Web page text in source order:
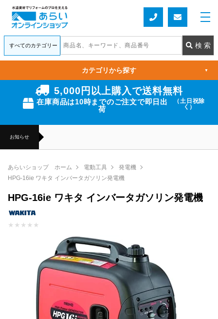
5,000円以上購入で送料無料
在庫商品は10時までのご注文で即日出
荷
（土日祝除
く）
お知らせ
カテゴリから探す ▼
あらいショップ ホーム 電動工具
発電機
HPG-16ie ワキタ インバータガソリン発電機
HPG-16ie ワキタ インバータガソリン発電機
★ ★ ★ ★ ★